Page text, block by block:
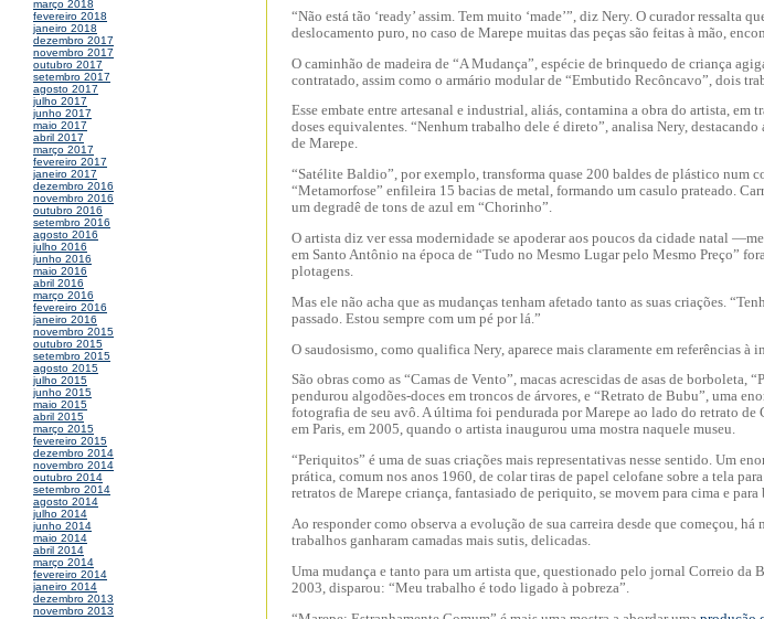
março 2018
fevereiro 2018
janeiro 2018
dezembro 2017
novembro 2017
outubro 2017
setembro 2017
agosto 2017
julho 2017
junho 2017
maio 2017
abril 2017
março 2017
fevereiro 2017
janeiro 2017
dezembro 2016
novembro 2016
outubro 2016
setembro 2016
agosto 2016
julho 2016
junho 2016
maio 2016
abril 2016
março 2016
fevereiro 2016
janeiro 2016
novembro 2015
outubro 2015
setembro 2015
agosto 2015
julho 2015
junho 2015
maio 2015
abril 2015
março 2015
fevereiro 2015
dezembro 2014
novembro 2014
outubro 2014
setembro 2014
agosto 2014
julho 2014
junho 2014
maio 2014
abril 2014
março 2014
fevereiro 2014
janeiro 2014
dezembro 2013
novembro 2013
“Não está tão ‘ready’ assim. Tem muito ‘made’”, diz Nery. O curador ressalta
deslocamento puro, no caso de Marepe muitas das peças são feitas à mão,
O caminhão de madeira de “A Mudança”, espécie de brinquedo de criança
contratado, assim como o armário modular de “Embutido Recôncavo”, dois
Esse embate entre artesanal e industrial, aliás, contamina a obra do artista, em
doses equivalentes. “Nenhum trabalho dele é direto”, analisa Nery,
de Marepe.
“Satélite Baldio”, por exemplo, transforma quase 200 baldes de plástico num
“Metamorfose” enfileira 15 bacias de metal, formando um casulo prateado.
um degradê de tons de azul em “Chorinho”.
O artista diz ver essa modernidade se apoderar aos poucos da cidade natal
em Santo Antônio na época de “Tudo no Mesmo Lugar pelo Mesmo Preço”
plotagens.
Mas ele não acha que as mudanças tenham afetado tanto as suas criações.
passado. Estou sempre com um pé por lá.”
O saudosismo, como qualifica Nery, aparece mais claramente em referências à
São obras como as “Camas de Vento”, macas acrescidas de asas de borboleta,
pendurou algodões-doces em troncos de árvores, e “Retrato de Bubu”, uma
fotografia de seu avô. A última foi pendurada por Marepe ao lado do retrato de
em Paris, em 2005, quando o artista inaugurou uma mostra naquele museu.
“Periquitos” é uma de suas criações mais representativas nesse sentido. Um
prática, comum nos anos 1960, de colar tiras de papel celofane sobre a tela
retratos de Marepe criança, fantasiado de periquito, se movem para cima e para
Ao responder como observa a evolução de sua carreira desde que começou, há
trabalhos ganharam camadas mais sutis, delicadas.
Uma mudança e tanto para um artista que, questionado pelo jornal Correio da
2003, disparou: “Meu trabalho é todo ligado à pobreza”.